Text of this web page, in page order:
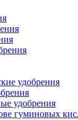
удобрения
удобрения
гуминовых